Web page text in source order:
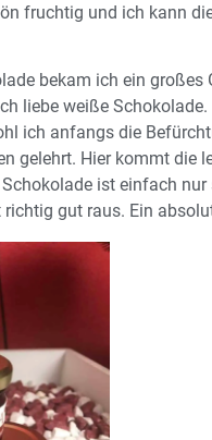
fruchtig und ich kann
bekam ich ein
liebe weiße
ich anfangs die
gelehrt. Hier kommt die
ist einfach nur
gut raus. Ein